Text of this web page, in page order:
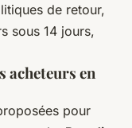
de retour,
sous 14 jours,
acheteurs en
pour